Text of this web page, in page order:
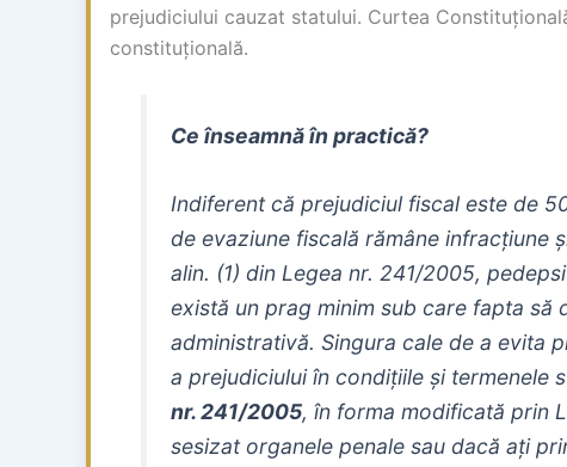
prejudiciului cauzat statului. Curtea
constituțională.
Ce înseamnă în practică?
Indiferent că prejudiciul fiscal este de
de evaziune fiscală rămâne
alin. (1) din Legea nr. 241/2005,
există un prag minim sub care fapta să
administrativă. Singura cale de a evita
a prejudiciului în condițiile și termenele
nr. 241/2005, în forma modificată prin
sesizat organele penale sau dacă ați